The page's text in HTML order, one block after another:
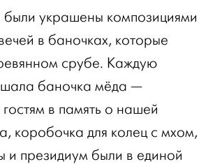
были украшены композициями
в баночках, которые
срубе. Каждую
баночка мёда —
в память о нашей
коробочка для колец с мхом,
и президиум были в единой